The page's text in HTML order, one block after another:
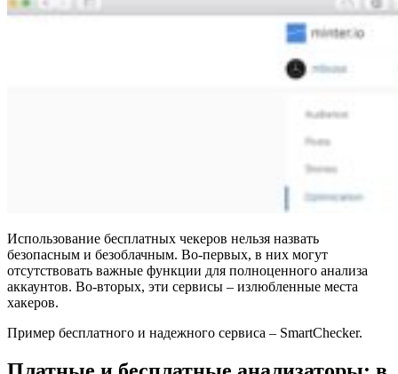
Использование бесплатных чекеров нельзя назвать
безопасным и безоблачным. Во-первых, в них могут
отсутствовать важные функции для полноценного анализа
аккаунтов. Во-вторых, эти сервисы – излюбленные места
хакеров.
Пример бесплатного и надежного сервиса – SmartChecker.